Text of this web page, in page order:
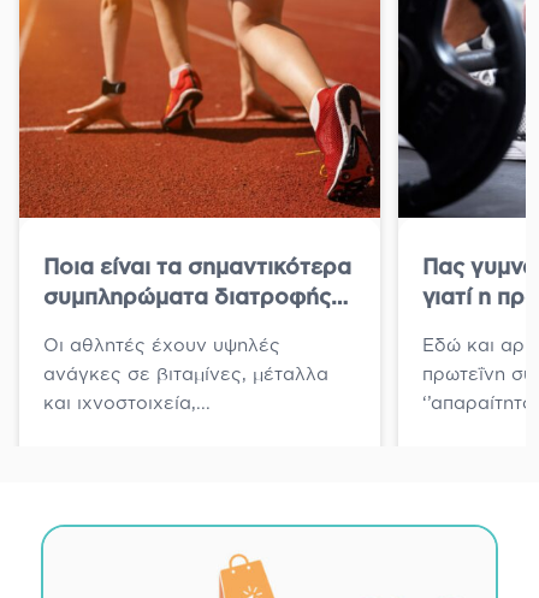
Ποια είναι τα σημαντικότερα
συμπληρώματα διατροφής
Οι αθλητές έχουν υψηλές
ανάγκες σε βιταμίνες, μέταλλα
και ιχνοστοιχεία,...
Πας
γιατί η
Εδώ και
πρωτεΐνη